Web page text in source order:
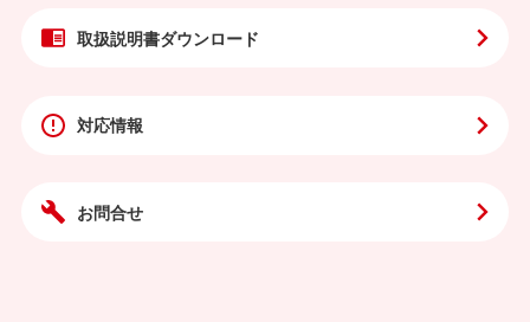
取扱説明書ダウンロード
対応情報
お問合せ